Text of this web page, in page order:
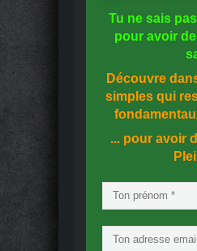
Tu ne sais pas
pour avoir
Découvre
simples qui
... pour avoir